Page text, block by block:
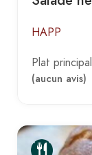
HAPP
Plat principal
(aucun avis)